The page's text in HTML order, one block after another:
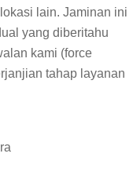
lain. Jaminan ini
yang diberitahu
kami (force
tahap layanan